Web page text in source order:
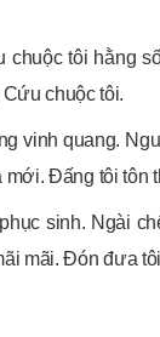
tôi hằng
chuộc tôi.
vinh quang.
Đấng tôi tôn
sinh. Ngài
mãi. Đón đưa